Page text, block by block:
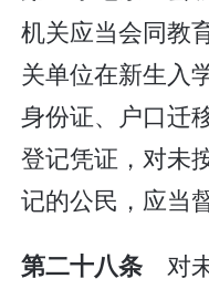
机关应当会同教
关单位在新生入
身份证、户口迁
登记凭证，对未
记的公民，应当
第二十八条对